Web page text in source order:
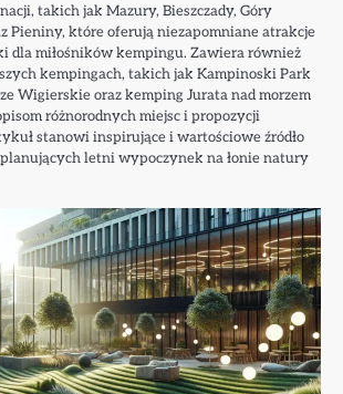
takich jak Mazury, Bieszczady, Góry
Pieniny, które oferują niezapomniane atrakcje
dla miłośników kempingu. Zawiera również
kempingach, takich jak Kampinoski Park
Wigierskie oraz kemping Jurata nad morzem
różnorodnych miejsc i propozycji
stanowi inspirujące i wartościowe źródło
letni wypoczynek na łonie natury